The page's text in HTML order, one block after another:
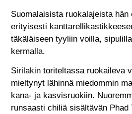
Suomalaisista ruokalajeista hän
erityisesti
täkäläiseen tyyliin voilla,
kermalla.
Sirilakin toriteltassa ruokaileva
mieltynyt lähinnä miedommin
kana- ja kasvisruokiin.
runsaasti chiliä sisältävän Phad